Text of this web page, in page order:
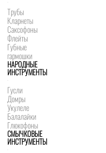
Трубы
Кларнеты
Саксофоны
Флейты
Губные
гармошки
НАРОДНЫЕ
ИНСТРУМЕНТЫ
Гусли
Домры
Укулеле
Балалайки
Глюкофоны
СМЫЧКОВЫЕ
ИНСТРУМЕНТЫ